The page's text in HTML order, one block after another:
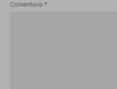
Comentario *